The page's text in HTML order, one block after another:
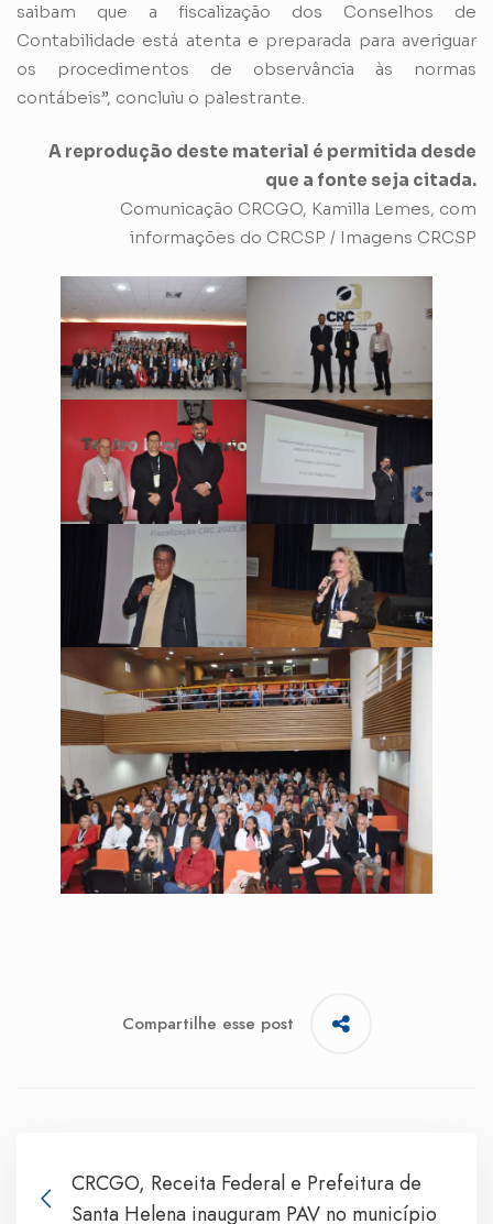
saibam que a fiscalização dos Conselhos de
Contabilidade está atenta e preparada para averiguar
os procedimentos de observância às normas
contábeis”, concluiu o palestrante.
A reprodução deste material é permitida desde
que a fonte seja citada.
Comunicação CRCGO, Kamilla Lemes, com
informações do CRCSP / Imagens CRCSP
Compartilhe esse post
CRCGO, Receita Federal e Prefeitura de
Santa Helena inauguram PAV no município